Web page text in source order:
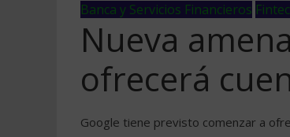
Banca y Servicios Financieros
Nueva
ofrecerá
Google tiene previsto comenzar a